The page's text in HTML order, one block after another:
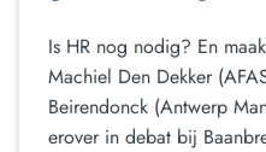
Is HR nog nodig? En
Machiel Den Dekker
Beirendonck (Antwerp
erover in debat bij